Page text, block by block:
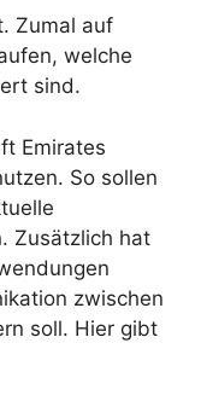
Zumal auf
welche
sind.
Emirates
So sollen
Zusätzlich hat
zwischen
soll. Hier gibt